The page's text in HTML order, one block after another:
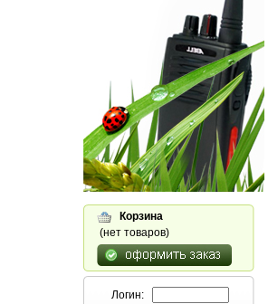
Корзина
(нет товаров)
Логин: